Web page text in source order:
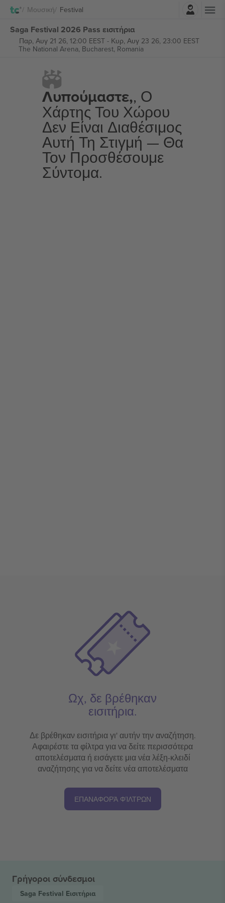
Μουσική Festival
Saga Festival 2026 Pass εισιτήρια
Παρ, Αυγ 21 26, 12:00 EEST- Κυρ, Αυγ 23 26, 23:00 EEST
The National Arena, Bucharest, Romania
Λυπούμαστε,, Ο
Χάρτης Του Χώρου
Δεν Είναι Διαθέσιμος
Αυτή Τη Στιγμή — Θα
Τον Προσθέσουμε
Σύντομα.
Ωχ, δε βρέθηκαν
εισιτήρια.
Δε βρέθηκαν εισιτήρια γι' αυτήν την αναζήτηση.
Αφαιρέστε τα φίλτρα για να δείτε περισσότερα
αποτελέσματα ή εισάγετε μια νέα λέξη-κλειδί
αναζήτησης για να δείτε νέα αποτελέσματα
ΕΠΑΝΑΦΟΡΆ ΦΊΛΤΡΩΝ
Γρήγοροι σύνδεσμοι
Saga Festival Εισιτήρια